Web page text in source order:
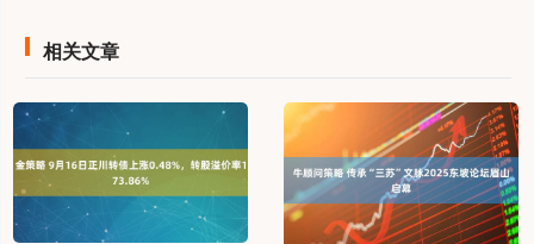
相关文章